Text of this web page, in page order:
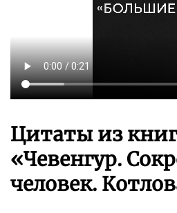
Цитаты из
«Чевенгур.
человек.